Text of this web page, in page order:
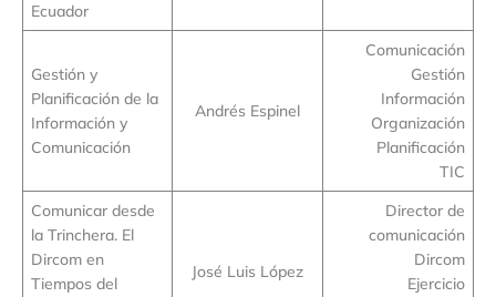
Ecuador
Gestión y
Planificación de la
Información y
Comunicación
Andrés Espinel
Comunicación
Gestión
Información
Organización
Planificación
TIC
Comunicar desde
la Trinchera. El
Dircom en
Tiempos del
José Luis López
Director de
comunicación
Dircom
Ejercicio